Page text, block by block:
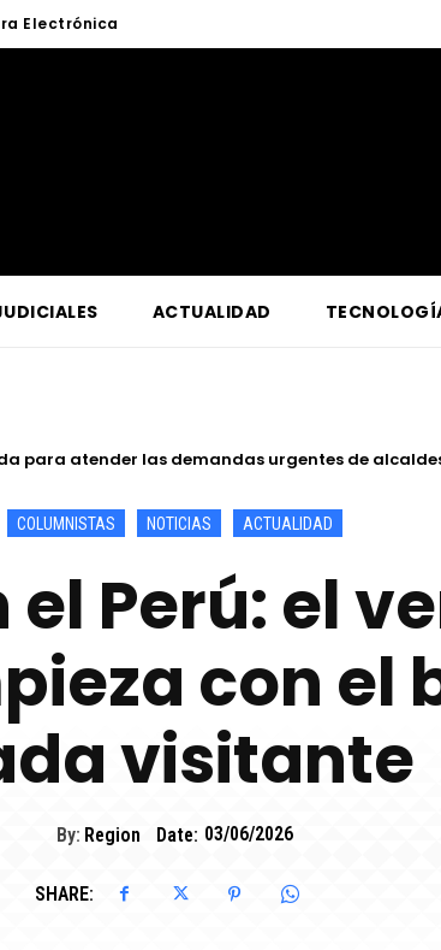
Electrónica
ACTUALIDAD
atención y prevención frente a casos de
COLUMNISTAS NOTICIAS ACTUALIDAD
el Perú: el
con el
visitante
By: Region Date: 03/06/2026
SHARE: